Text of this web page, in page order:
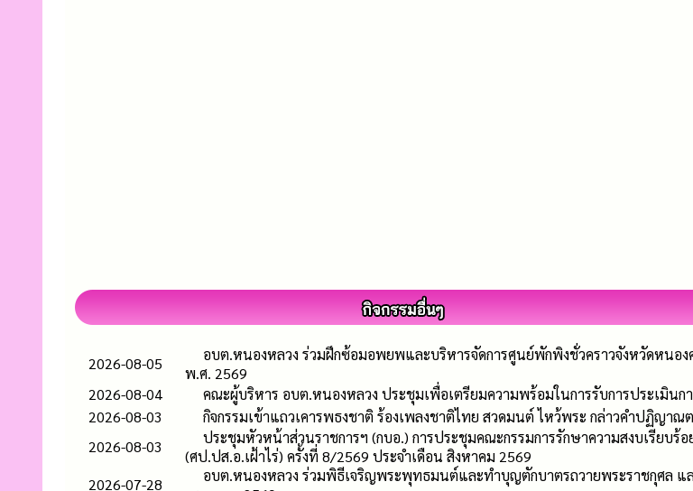
2026-08-05
อบต.หนองหลวง ร่วมฝึกซ้อมอพยพและบริหารจัดการศูนย์พักพิงชั่วคราวจังหวัดหนอ
พ.ศ. 2569
2026-08-04
คณะผู้บริหาร อบต.หนองหลวง ประชุมเพื่อเตรียมความพร้อมในการรับการประเมิน
2026-08-03
กิจกรรมเข้าแถวเคารพธงชาติ ร้องเพลงชาติไทย สวดมนต์ ไหว้พระ กล่าวคำปฏิญา
2026-08-03
ประชุมหัวหน้าส่วนราชการฯ (กบอ.) การประชุมคณะกรรมการรักษาความสงบเรียบ
(ศป.ปส.อ.เฝ้าไร่) ครั้งที่ 8/2569 ประจำเดือน สิงหาคม 2569
2026-07-28
อบต.หนองหลวง ร่วมพิธีเจริญพระพุทธมนต์และทำบุญตักบาตรถวายพระราชกุศล